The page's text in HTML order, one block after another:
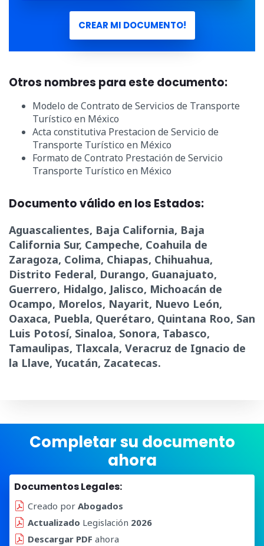
CREAR MI DOCUMENTO!
Otros nombres para este documento:
Modelo de Contrato de Servicios de Transporte
Turístico en México
Acta constitutiva Prestacion de Servicio de
Transporte Turístico en México
Formato de Contrato Prestación de Servicio
Transporte Turístico en México
Documento válido en los Estados:
Aguascalientes, Baja California, Baja
California Sur, Campeche, Coahuila de
Zaragoza, Colima, Chiapas, Chihuahua,
Distrito Federal, Durango, Guanajuato,
Guerrero, Hidalgo, Jalisco, Michoacán de
Ocampo, Morelos, Nayarit, Nuevo León,
Oaxaca, Puebla, Querétaro, Quintana Roo, San
Luis Potosí, Sinaloa, Sonora, Tabasco,
Tamaulipas, Tlaxcala, Veracruz de Ignacio de
la Llave, Yucatán, Zacatecas.
Completar su documento
ahora
Documentos Legales:
Creado por Abogados
Actualizado Legislación 2026
Descargar PDF ahora